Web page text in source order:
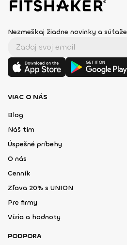
Nezmeškaj žiadne novinky a súťaže
VIAC O NÁS
Blog
Náš tím
Úspešné príbehy
O nás
Cenník
Zľava 20% s UNION
Pre firmy
Vízia a hodnoty
PODPORA